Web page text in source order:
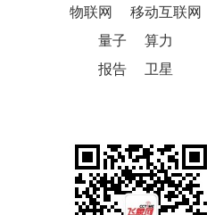
物联网
移动互联网
量子
算力
报告
卫星